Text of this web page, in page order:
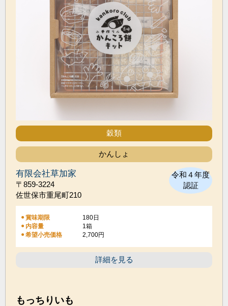
穀類
かんしょ
令和４年度
認証
有限会社草加家
〒859-3224
佐世保市重尾町210
賞味期限
180日
内容量
1箱
希望小売価格
2,700円
詳細を見る
もっちりいも